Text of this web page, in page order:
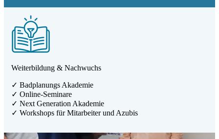
Weiterbildung & Nachwuchs
✓ Badplanungs Akademie
✓ Online-Seminare
✓ Next Generation Akademie
✓ Workshops für Mitarbeiter und Azubis